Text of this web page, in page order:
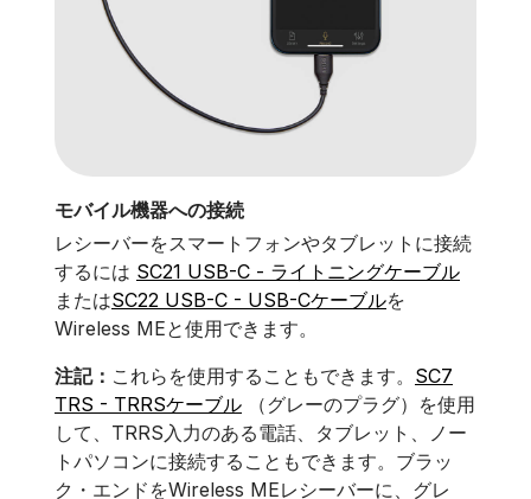
モバイル機器への接続
レシーバーをスマートフォンやタブレットに接続
するには SC21 USB-C - ライトニングケーブル
またはSC22 USB-C - USB-Cケーブルを
Wireless MEと使用できます。
注記： これらを使用することもできます。 SC7
TRS - TRRSケーブル （グレーのプラグ）を使用
して、TRRS入力のある電話、タブレット、ノー
トパソコンに接続することもできます。ブラッ
ク・エンドをWireless MEレシーバーに、グレ